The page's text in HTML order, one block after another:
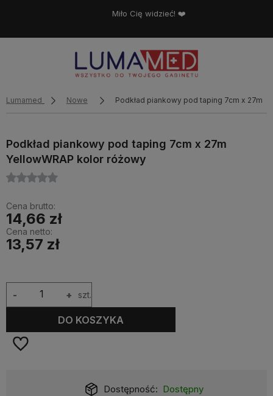
Miło Cię widzieć! ❤️
Lumamed Nowe Podkład piankowy pod taping 7cm x 27m
Podkład piankowy pod taping 7cm x 27m
YellowWRAP kolor różowy
Cena brutto:
14,66 zł
Cena netto:
13,57 zł
+
- szt.
DO KOSZYKA
Dostępność: Dostępny